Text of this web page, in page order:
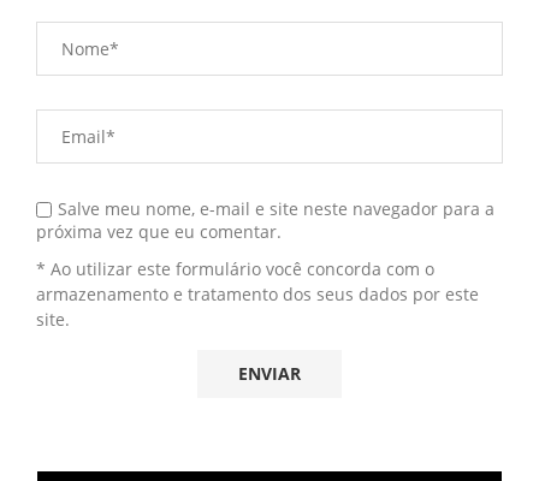
Salve meu nome, e-mail e site neste navegador para a
próxima vez que eu comentar.
* Ao utilizar este formulário você concorda com o
armazenamento e tratamento dos seus dados por este
site.